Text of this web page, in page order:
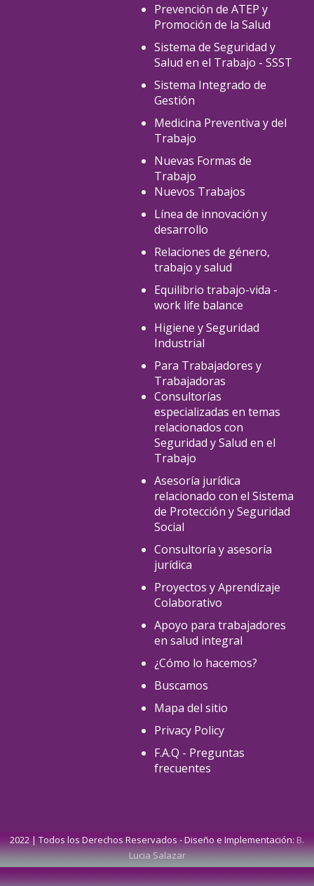
Prevención de ATEP y
Promoción de la Salud
Sistema de Seguridad y
Salud en el Trabajo - SSST
Sistema Integrado de
Gestión
Medicina Preventiva y del
Trabajo
Nuevas Formas de
Trabajo
Nuevos Trabajos
Línea de innovación y
desarrollo
Relaciones de género,
trabajo y salud
Equilibrio trabajo-vida -
work life balance
Higiene y Seguridad
Industrial
Para Trabajadores y
Trabajadoras
Consultorías
especializadas en temas
relacionados con
Seguridad y Salud en el
Trabajo
Asesoría jurídica
relacionado con el Sistema
de Protección y Seguridad
Social
Consultoría y asesoría
jurídica
Proyectos y Aprendizaje
Colaborativo
Apoyo para trabajadores
en salud integral
¿Cómo lo hacemos?
Buscamos
Mapa del sitio
Privacy Policy
F.A.Q - Preguntas
frecuentes
2022 | Todos los Derechos Reservados - Diseño e Implementación:B.
Lucia Salazar